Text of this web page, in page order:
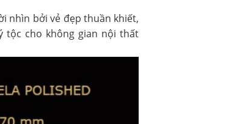
nhìn bởi vẻ đẹp thuần khiết,
tộc cho không gian nội thất